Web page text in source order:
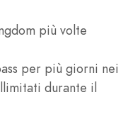
più volte
per più giorni nei
durante il